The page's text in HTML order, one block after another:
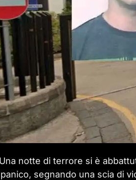
notte di terrore si è
segnando una scia di